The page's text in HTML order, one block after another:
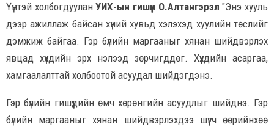
Үүнтэй холбогдууланУИХ-ын гишүүн О.Алтангэрэл "Энэ хууль
дээр ажиллаж байсан хүний хувьд хэлэхэд хуулийн төслийг
дэмжиж байгаа. Гэр бүлийн маргааныг хянан шийдвэрлэх
явцад хүүхдийн эрх нэлээд зөрчигддөг. Хүүхдийн асаргаа,
хамгаалалттай холбоотой асуудал шийдэгдэнэ.
Гэр бүлийн гишүүдийн өмч хөрөнгийн асуудлыг шийднэ. Гэр
бүлийн маргааныг хянан шийдвэрлэхдээ шүүгч өөрийнхөө